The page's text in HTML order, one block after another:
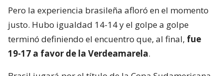
Pero la experiencia brasileña afloró en el momento
justo. Hubo igualdad 14-14 y el golpe a golpe
terminó definiendo el encuentro que, al final, fue
19-17 a favor de la Verdeamarela.